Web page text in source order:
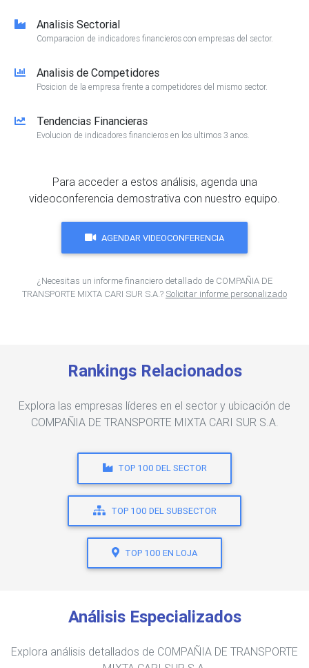
Analisis Sectorial
Comparacion de indicadores financieros con empresas del sector.
Analisis de Competidores
Posicion de la empresa frente a competidores del mismo sector.
Tendencias Financieras
Evolucion de indicadores financieros en los ultimos 3 anos.
Para acceder a estos análisis, agenda una
videoconferencia demostrativa con nuestro equipo.
AGENDAR VIDEOCONFERENCIA
¿Necesitas un informe financiero detallado de COMPAÑIA DE
TRANSPORTE MIXTA CARI SUR S.A.? Solicitar informe personalizado
Rankings Relacionados
Explora las empresas líderes en el sector y ubicación de
COMPAÑIA DE TRANSPORTE MIXTA CARI SUR S.A.
TOP 100 DEL SECTOR
TOP 100 DEL SUBSECTOR
TOP 100 EN LOJA
Análisis Especializados
Explora análisis detallados de COMPAÑIA DE TRANSPORTE